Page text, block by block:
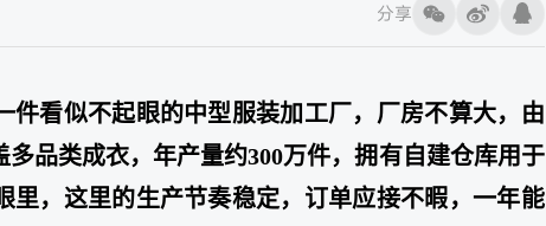
分享
件看似不起眼的中型服装加工厂，厂房不算大，由
品类成衣，年产量约300万件，拥有自建仓库用于
里，这里的生产节奏稳定，订单应接不暇，一年能